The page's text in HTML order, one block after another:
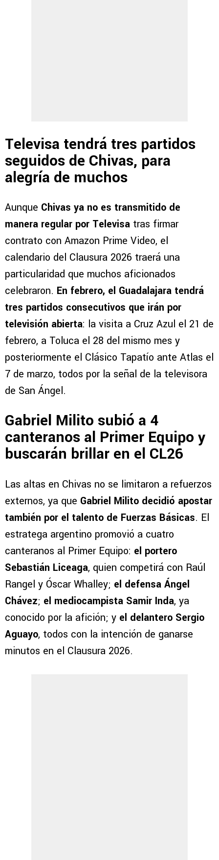
Televisa tendrá tres partidos
seguidos de Chivas, para
alegría de muchos
Aunque Chivas ya no es transmitido de
manera regular por Televisa tras firmar
contrato con Amazon Prime Video, el
calendario del Clausura 2026 traerá una
particularidad que muchos aficionados
celebraron. En febrero, el Guadalajara tendrá
tres partidos consecutivos que irán por
televisión abierta: la visita a Cruz Azul el 21 de
febrero, a Toluca el 28 del mismo mes y
posteriormente el Clásico Tapatío ante Atlas el
7 de marzo, todos por la señal de la televisora
de San Ángel.
Gabriel Milito subió a 4
canteranos al Primer Equipo y
buscarán brillar en el CL26
Las altas en Chivas no se limitaron a refuerzos
externos, ya que Gabriel Milito decidió apostar
también por el talento de Fuerzas Básicas. El
estratega argentino promovió a cuatro
canteranos al Primer Equipo: el portero
Sebastián Liceaga, quien competirá con Raúl
Rangel y Óscar Whalley; el defensa Ángel
Chávez; el mediocampista Samir Inda, ya
conocido por la afición; y el delantero Sergio
Aguayo, todos con la intención de ganarse
minutos en el Clausura 2026.